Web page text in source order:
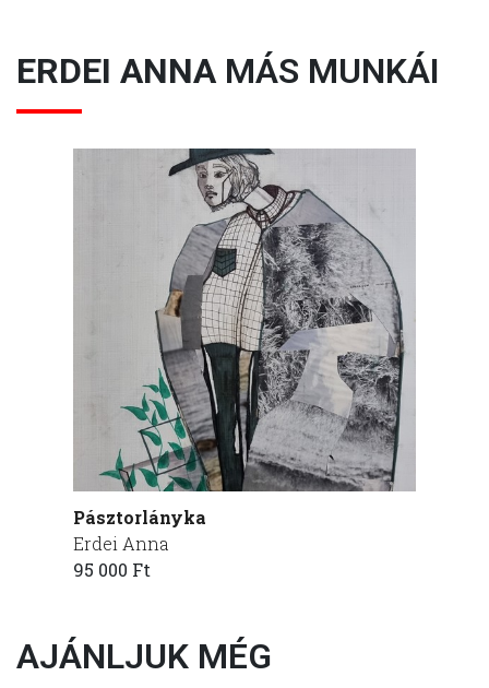
ERDEI ANNA MÁS MUNKÁI
Pásztorlányka
Erdei Anna
95 000 Ft
AJÁNLJUK MÉG